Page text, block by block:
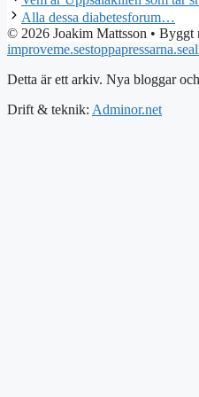
Alla dessa diabetesforum…
© 2026 Joakim Mattsson • Byggt
improveme.sestoppapressarna.se
Detta är ett arkiv. Nya bloggar
Drift & teknik: Adminor.net